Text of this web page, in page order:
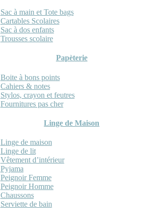
Sac à main et Tote bags
Cartables Scolaires
Sac à dos enfants
Trousses scolaire
Papèterie
Boite à bons points
Cahiers & notes
Stylos, crayon et feutres
Fournitures pas cher
Linge de Maison
Linge de maison
Linge de lit
Vêtement d’intérieur
Pyjama
Peignoir Femme
Peignoir Homme
Chaussons
Serviette de bain